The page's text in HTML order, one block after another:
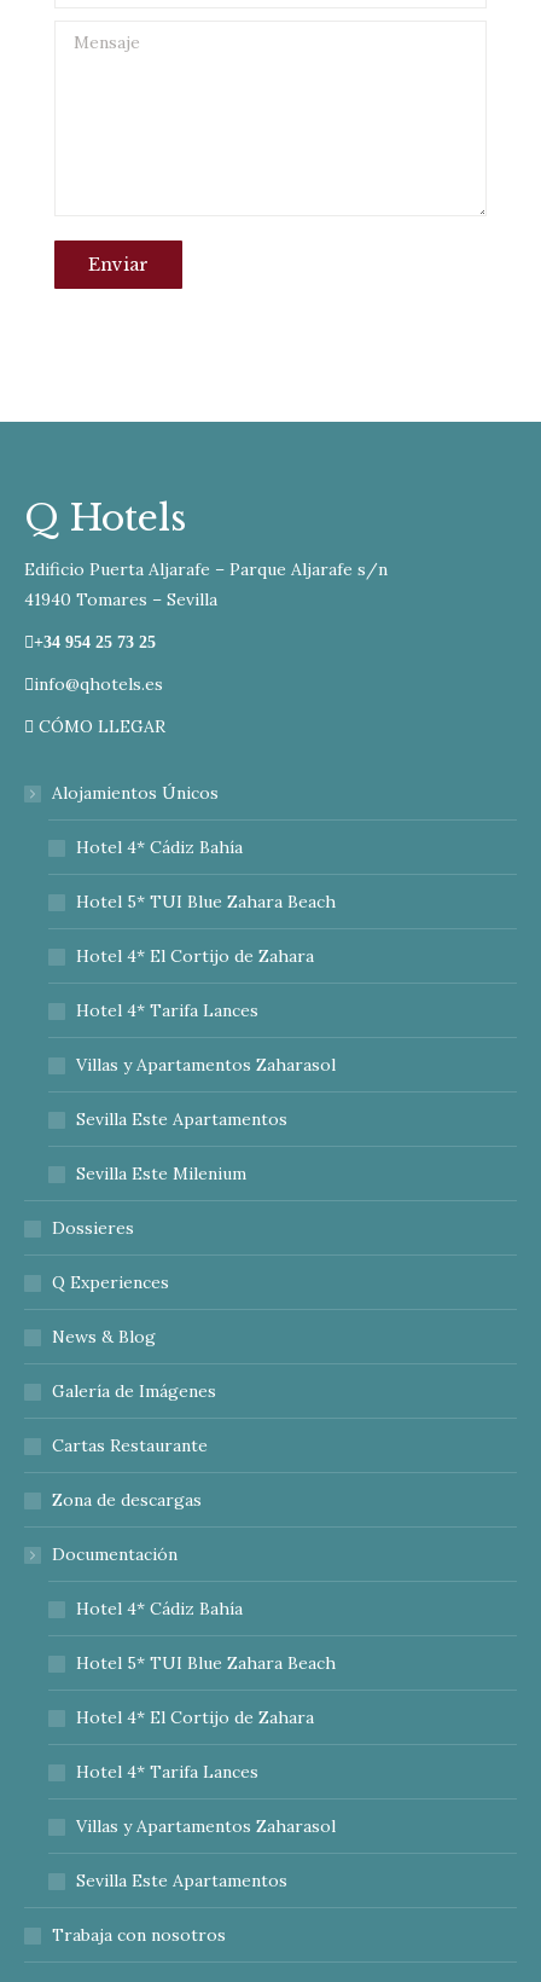
Mensaje
Enviar
Q Hotels
Edificio Puerta Aljarafe – Parque Aljarafe s/n
41940 Tomares – Sevilla
+34 954 25 73 25
info@qhotels.es
CÓMO LLEGAR
Alojamientos Únicos
Hotel 4* Cádiz Bahía
Hotel 5* TUI Blue Zahara Beach
Hotel 4* El Cortijo de Zahara
Hotel 4* Tarifa Lances
Villas y Apartamentos Zaharasol
Sevilla Este Apartamentos
Sevilla Este Milenium
Dossieres
Q Experiences
News & Blog
Galería de Imágenes
Cartas Restaurante
Zona de descargas
Documentación
Hotel 4* Cádiz Bahía
Hotel 5* TUI Blue Zahara Beach
Hotel 4* El Cortijo de Zahara
Hotel 4* Tarifa Lances
Villas y Apartamentos Zaharasol
Sevilla Este Apartamentos
Trabaja con nosotros